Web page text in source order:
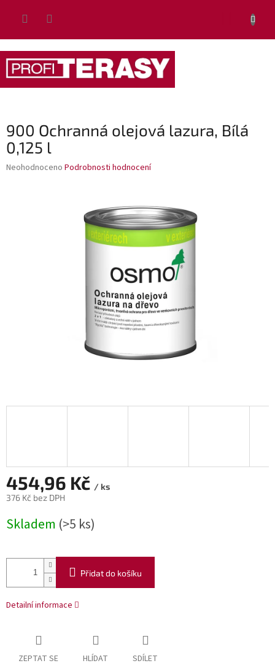
900 Ochranná olejová lazura, Bílá
0,125 l
Průměrné
Neohodnoceno Podrobnosti hodnocení
454,96 Kč / ks
376 Kč bez DPH
cena:
Skladem (>5 ks)
Přidat do košíku
Detailní informace
ZEPTAT SE HLÍDAT SDÍLET